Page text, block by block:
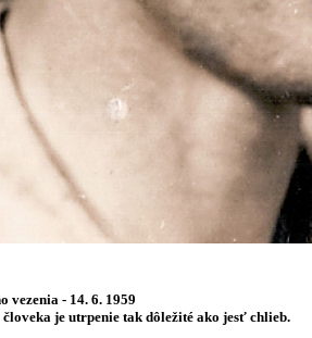
vezenia - 14. 6. 1959
je utrpenie tak dôležité ako jesť chlieb.